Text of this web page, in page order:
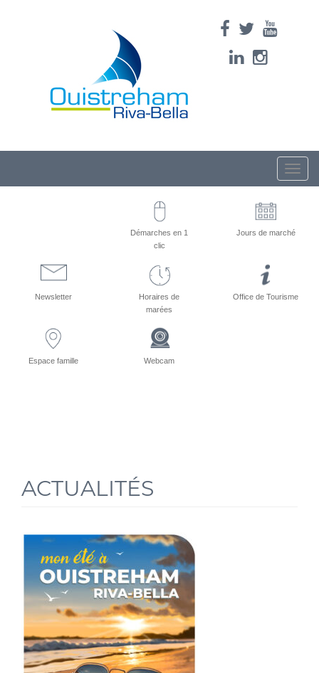
Toggle
Démarches en 1
clic
Jours de marché
Newsletter
Horaires de
marées
Office de Tourisme
Espace famille Webcam
ACTUALITÉS